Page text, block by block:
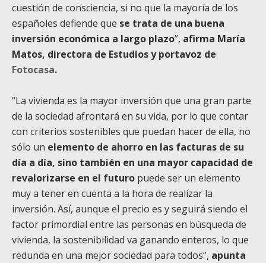
cuestión de consciencia, si no que la mayoría de los
españoles defiende que se trata de una buena
inversión económica a largo plazo”, afirma María
Matos, directora de Estudios y portavoz de
Fotocasa.
“La vivienda es la mayor inversión que una gran parte
de la sociedad afrontará en su vida, por lo que contar
con criterios sostenibles que puedan hacer de ella, no
sólo un elemento de ahorro en las facturas de su
día a día, sino también en una mayor capacidad de
revalorizarse en el futuro puede ser un elemento
muy a tener en cuenta a la hora de realizar la
inversión. Así, aunque el precio es y seguirá siendo el
factor primordial entre las personas en búsqueda de
vivienda, la sostenibilidad va ganando enteros, lo que
redunda en una mejor sociedad para todos”, apunta